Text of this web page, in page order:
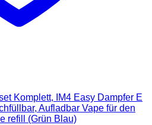
Komplett, IM4 Easy Dampfer E
Aufladbar Vape für den
refill (Grün Blau)